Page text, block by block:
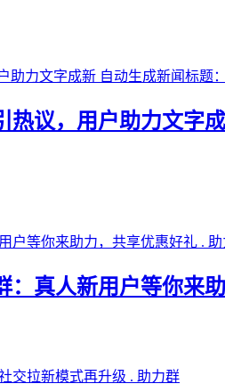
热议，用户助力文字
：真人新用户等你来
助力群